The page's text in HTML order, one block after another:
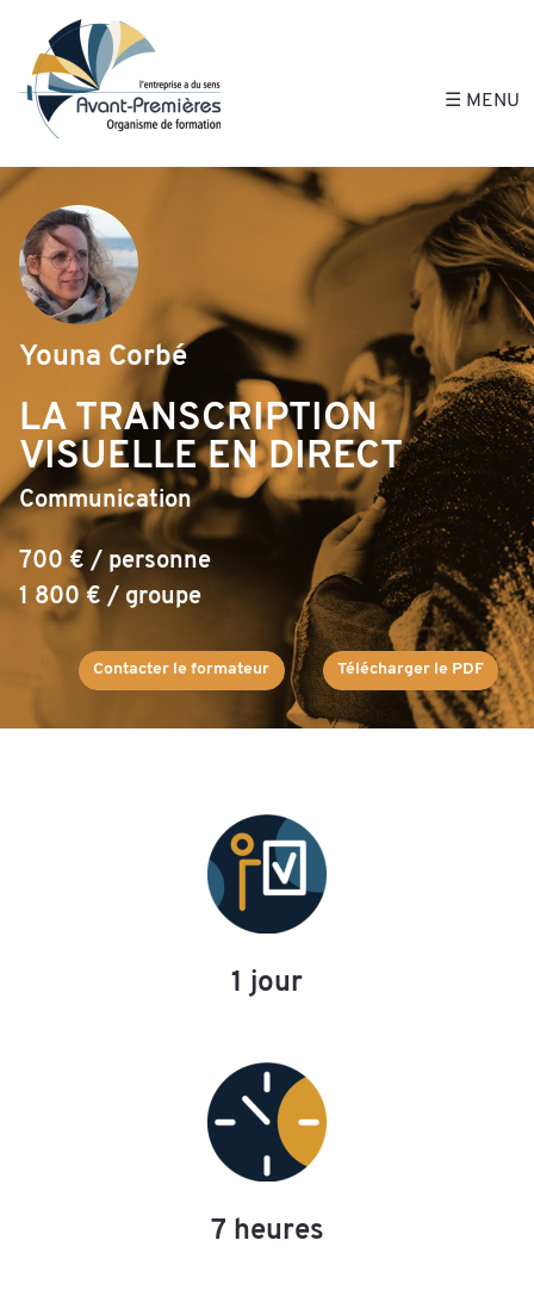
☰ MENU
Youna Corbé
LA TRANSCRIPTION
VISUELLE EN DIRECT
Communication
700 € / personne
1 800 € / groupe
Contacter le formateur Télécharger le PDF
1 jour
7 heures